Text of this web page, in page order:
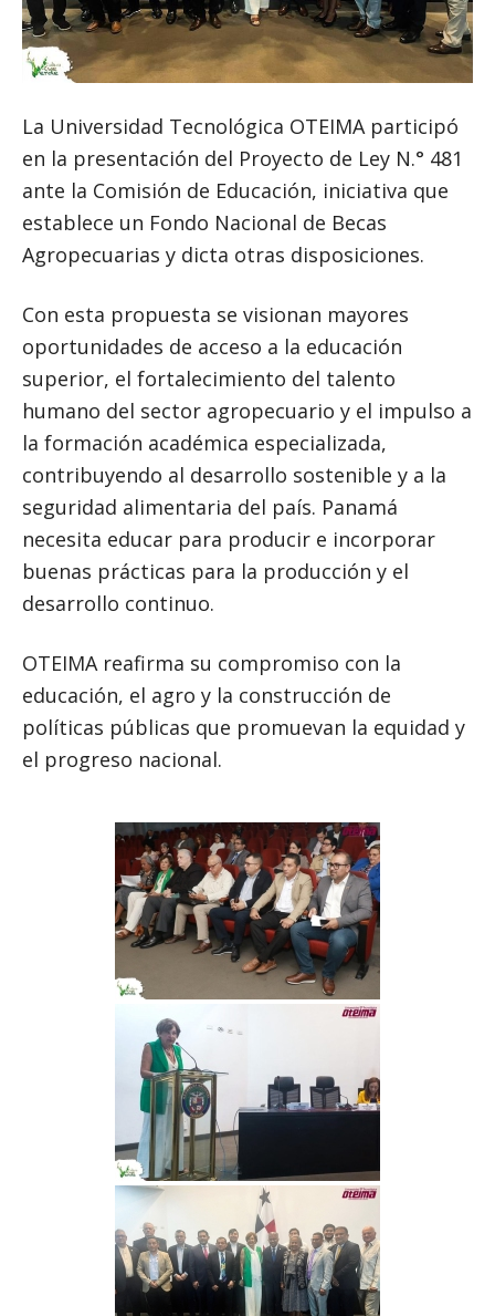
La Universidad Tecnológica OTEIMA participó
en la presentación del Proyecto de Ley N.° 481
ante la Comisión de Educación, iniciativa que
establece un Fondo Nacional de Becas
Agropecuarias y dicta otras disposiciones.
Con esta propuesta se visionan mayores
oportunidades de acceso a la educación
superior, el fortalecimiento del talento
humano del sector agropecuario y el impulso a
la formación académica especializada,
contribuyendo al desarrollo sostenible y a la
seguridad alimentaria del país. Panamá
necesita educar para producir e incorporar
buenas prácticas para la producción y el
desarrollo continuo.
OTEIMA reafirma su compromiso con la
educación, el agro y la construcción de
políticas públicas que promuevan la equidad y
el progreso nacional.